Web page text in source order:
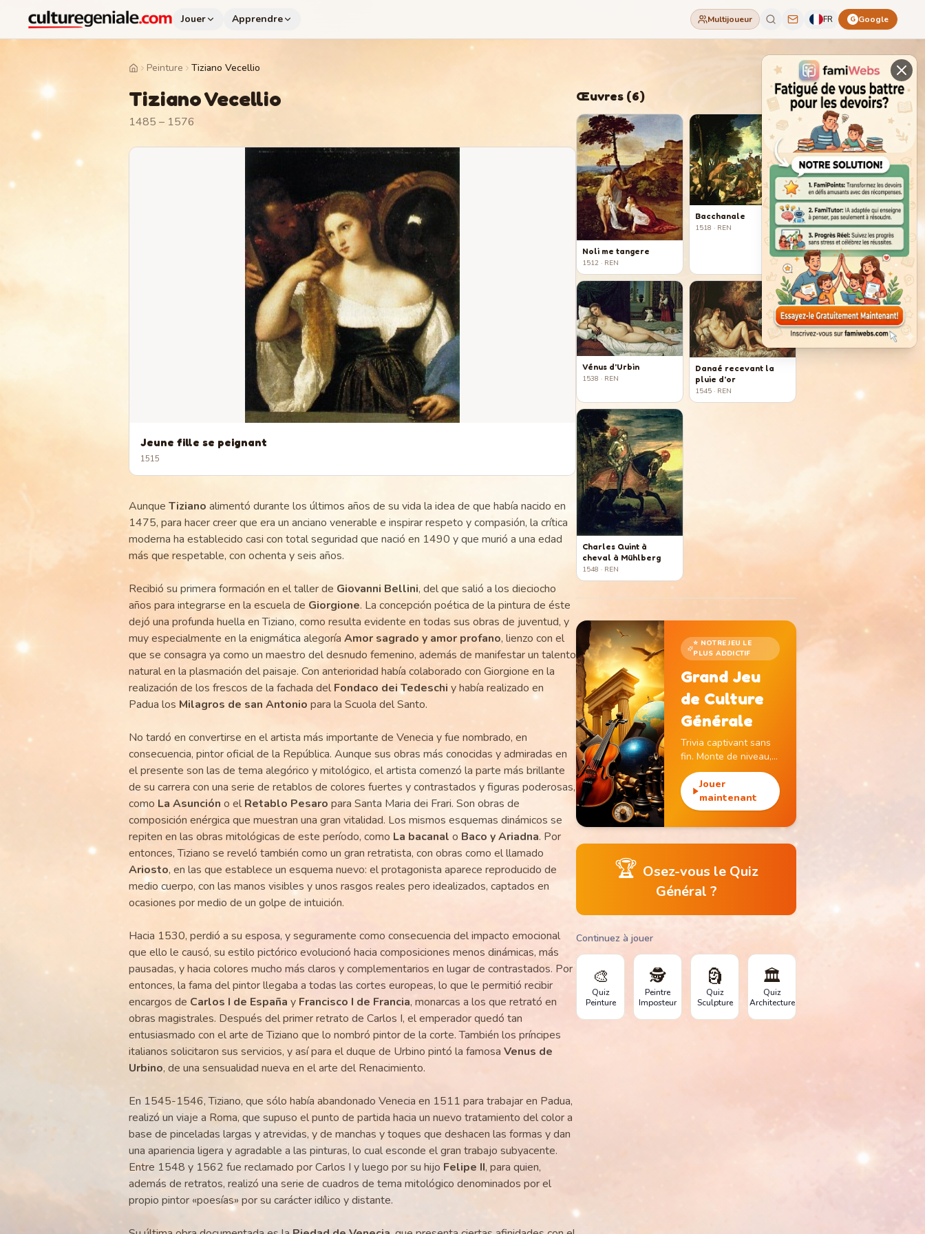
Jouer Apprendre Multijoueur FR G Google
HomePeinture Tiziano Vecellio
Tiziano Vecellio
1485 – 1576
Jeune fille se peignant
1515
Aunque Tiziano alimentó durante los últimos años de su vida la idea de que había nacido en
1475, para hacer creer que era un anciano venerable e inspirar respeto y compasión, la crítica
moderna ha establecido casi con total seguridad que nació en 1490 y que murió a una edad
más que respetable, con ochenta y seis años.
Recibió su primera formación en el taller de Giovanni Bellini, del que salió a los dieciocho
años para integrarse en la escuela de Giorgione. La concepción poética de la pintura de éste
dejó una profunda huella en Tiziano, como resulta evidente en todas sus obras de juventud, y
muy especialmente en la enigmática alegoría Amor sagrado y amor profano, lienzo con el
que se consagra ya como un maestro del desnudo femenino, además de manifestar un talento
natural en la plasmación del paisaje. Con anterioridad había colaborado con Giorgione en la
realización de los frescos de la fachada del Fondaco dei Tedeschi y había realizado en
Padua los Milagros de san Antonio para la Scuola del Santo.
No tardó en convertirse en el artista más importante de Venecia y fue nombrado, en
consecuencia, pintor oficial de la República. Aunque sus obras más conocidas y admiradas en
el presente son las de tema alegórico y mitológico, el artista comenzó la parte más brillante
de su carrera con una serie de retablos de colores fuertes y contrastados y figuras poderosas,
como La Asunción o elRetablo Pesaro para Santa Maria dei Frari. Son obras de
composición enérgica que muestran una gran vitalidad. Los mismos esquemas dinámicos se
repiten en las obras mitológicas de este período, como La bacanal o Baco y Ariadna. Por
entonces, Tiziano se reveló también como un gran retratista, con obras como el llamado
Ariosto, en las que establece un esquema nuevo: el protagonista aparece reproducido de
medio cuerpo, con las manos visibles y unos rasgos reales pero idealizados, captados en
ocasiones por medio de un golpe de intuición.
Hacia 1530, perdió a su esposa, y seguramente como consecuencia del impacto emocional
que ello le causó, su estilo pictórico evolucionó hacia composiciones menos dinámicas, más
pausadas, y hacia colores mucho más claros y complementarios en lugar de contrastados. Por
entonces, la fama del pintor llegaba a todas las cortes europeas, lo que le permitió recibir
encargos de Carlos I de España y Francisco I de Francia, monarcas a los que retrató en
obras magistrales. Después del primer retrato de Carlos I, el emperador quedó tan
entusiasmado con el arte de Tiziano que lo nombró pintor de la corte. También los príncipes
italianos solicitaron sus servicios, y así para el duque de Urbino pintó la famosa Venus de
Urbino, de una sensualidad nueva en el arte del Renacimiento.
En 1545-1546, Tiziano, que sólo había abandonado Venecia en 1511 para trabajar en Padua,
realizó un viaje a Roma, que supuso el punto de partida hacia un nuevo tratamiento del color a
base de pinceladas largas y atrevidas, y de manchas y toques que deshacen las formas y dan
una apariencia ligera y agradable a las pinturas, lo cual esconde el gran trabajo subyacente.
Entre 1548 y 1562 fue reclamado por Carlos I y luego por su hijo Felipe II, para quien,
además de retratos, realizó una serie de cuadros de tema mitológico denominados por el
propio pintor «poesías» por su carácter idílico y distante.
Œuvres (6)
Noli me tangere
1512 · REN
Bacchanale
1518 · REN
Vénus d'Urbin
1538 · REN
Danaé recevant la
pluie d'or
1545 · REN
Charles Quint à
cheval à Mühlberg
1548 · REN
⭐ NOTRE JEU LE
PLUS ADDICTIF
Grand Jeu
de Culture
Générale
Trivia captivant sans
fin. Monte de niveau,
gagne des pièces et
débloque des
monuments
emblématiques.
Jouer
maintenant
🏆 Osez-vous le Quiz
Général ?
Continuez à jouer
🎨
Quiz
Peinture
🕵️
Peintre
Imposteur
🗿
Quiz
Sculpture
🏛️
Quiz
Architecture